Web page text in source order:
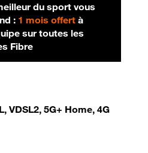
du sport vous
: 1 mois offertà
sur toutes les
Fibre
VDSL2, 5G+ Home, 4G